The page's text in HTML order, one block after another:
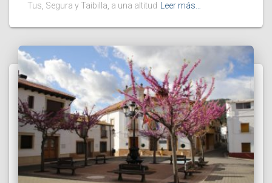
Tus, Segura y Taibilla, a una altitud Leer más…